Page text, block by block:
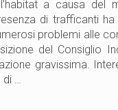
a causa del
di trafficanti
problemi alle
del Consiglio
gravissima.
…